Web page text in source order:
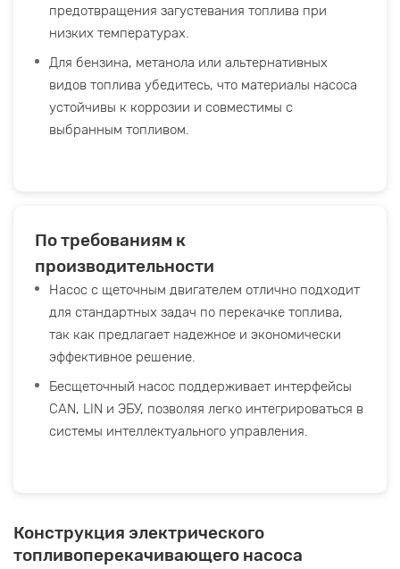
предотвращения загустевания топлива при
низких температурах.
Для бензина, метанола или альтернативных
видов топлива убедитесь, что материалы насоса
устойчивы к коррозии и совместимы с
выбранным топливом.
По требованиям к
производительности
Насос с щеточным двигателем отлично подходит
для стандартных задач по перекачке топлива,
так как предлагает надежное и экономически
эффективное решение.
Бесщеточный насос поддерживает интерфейсы
CAN, LIN и ЭБУ, позволяя легко интегрироваться в
системы интеллектуального управления.
Конструкция электрического
топливоперекачивающего насоса